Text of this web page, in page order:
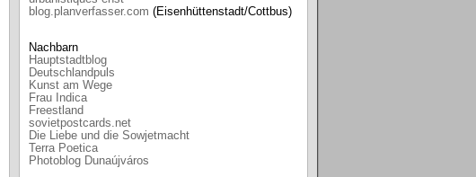
blog.planverfasser.com (Eisenhüttenstadt/Cottbus)
Nachbarn
Hauptstadtblog
Deutschlandpuls
Kunst am Wege
Frau Indica
Freestland
sovietpostcards.net
Die Liebe und die Sowjetmacht
Terra Poetica
Photoblog Dunaújváros